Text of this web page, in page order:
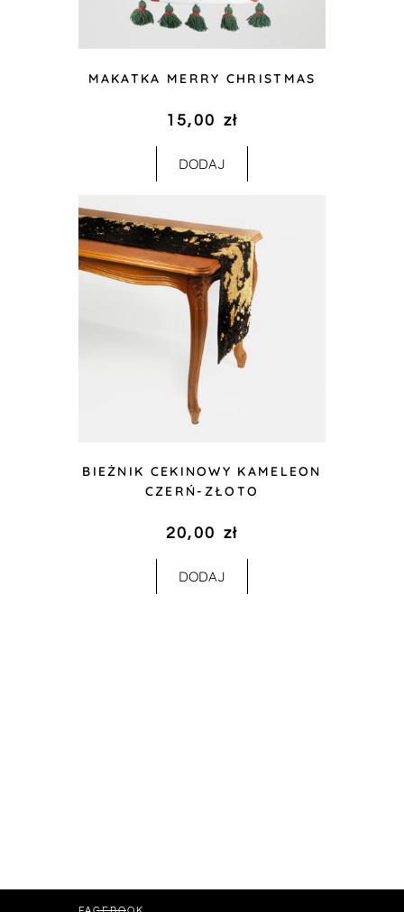
MAKATKA MERRY CHRISTMAS
15,00 zł
DODAJ
BIEŻNIK CEKINOWY KAMELEON
CZERŃ-ZŁOTO
20,00 zł
DODAJ